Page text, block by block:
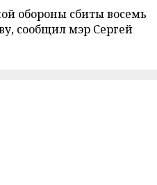
обороны сбиты восемь
сообщил мэр Сергей